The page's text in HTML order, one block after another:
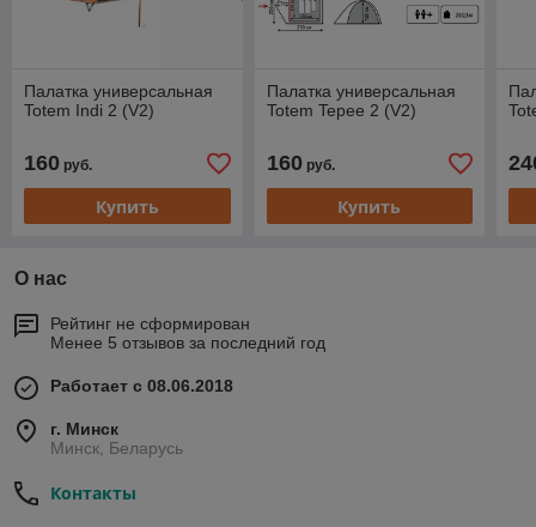
Палатка универсальная
Totem Indi 2 (V2)
160 руб.
Купить
Палатка универсальная
Totem Tepee 2 (V2)
160руб.
Купить
О нас
Рейтинг не сформирован
Менее 5 отзывов за последний год
Работает с 08.06.2018
г. Минск
Минск, Беларусь
Контакты